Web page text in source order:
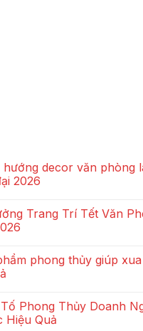
hướng decor văn phòng
2026
Trang Trí Tết Văn
phong thủy giúp
Phong Thủy Doanh
Hiệu Quả